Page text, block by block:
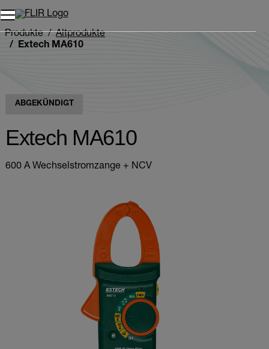
Unread messages
Entfernen
Elemente
Element
In den Warenkorb
Im Warenkorb
Produkte
Altprodukte
Extech MA610
ABGEKÜNDIGT
Extech MA610
600 A Wechselstromzange + NCV